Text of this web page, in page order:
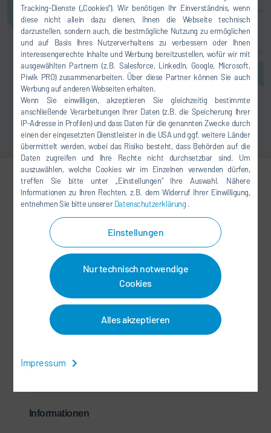
Tracking-Dienste („Cookies“). Wir benötigen Ihr Einverständnis, wenn
diese nicht allein dazu dienen, Ihnen die Webseite technisch
darzustellen, sondern auch, die bestmögliche Nutzung zu ermöglichen
und auf Basis Ihres Nutzerverhaltens zu verbessern oder Ihnen
interessengerechte Inhalte und Werbung bereitzustellen, wofür wir mit
ausgewählten Partnern (z.B. Salesforce, LinkedIn, Google, Microsoft,
Piwik PRO) zusammenarbeiten. Über diese Partner können Sie auch
Werbung auf anderen Webseiten erhalten.
Wenn Sie einwilligen, akzeptieren Sie gleichzeitig bestimmte
anschließende Verarbeitungen Ihrer Daten (z.B. die Speicherung Ihrer
IP-Adresse in Profilen) und dass Daten für die genannten Zwecke durch
einen der eingesetzten Dienstleister in die USA und ggf. weitere Länder
übermittelt werden, wobei das Risiko besteht, dass Behörden auf die
Daten zugreifen und Ihre Rechte nicht durchsetzbar sind. Um
auszuwählen, welche Cookies wir im Einzelnen verwenden dürfen,
treffen Sie bitte unter „Einstellungen“ Ihre Auswahl. Nähere
Informationen zu Ihren Rechten, z.B. dem Widerruf Ihrer Einwilligung,
entnehmen Sie bitte unsererDatenschutzerklärung .
Einstellungen
Nur technisch notwendige
Cookies
Alles akzeptieren
Impressum
Ihnen in unserer
Datenschutzerklärungerläutern.
EINVERSTANDEN
Jiaying Yu
MARKETING
+86 21 3979-1554
Jiaying.Yu@durr.com.cn
Engineering (Shanghai) Co., Ltd.
No.665 YingShun Road, Qingpu
Industrial Park
Informationen